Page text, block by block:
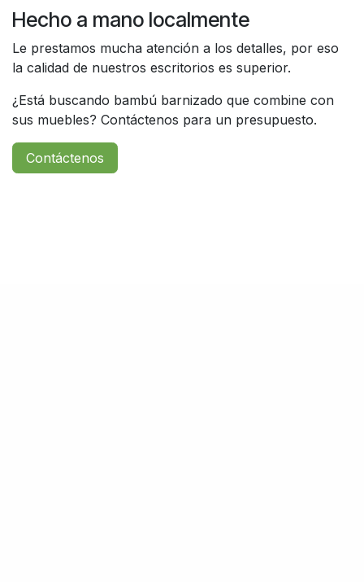
Hecho a mano localmente
Le prestamos mucha atención a los detalles, por eso
la calidad de nuestros escritorios es superior.
¿Está buscando bambú barnizado que combine con
sus muebles? Contáctenos para un presupuesto.
Contáctenos